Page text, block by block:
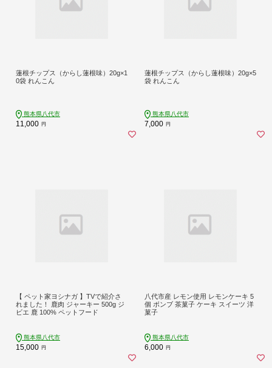
蓮根チップス（からし蓮根味）20g×1
0袋 れんこん
熊本県八代市
11,000 円
蓮根チップス（からし蓮根味）20g×5
袋 れんこん
熊本県八代市
7,000 円
【 ペット家ヨシナガ 】TVで紹介さ
れました！ 鹿肉 ジャーキー 500g ジ
ビエ 鹿 100% ペットフード
熊本県八代市
15,000 円
八代市産 レモン使用 レモンケーキ 5
個 ボンブ 茶菓子 ケーキ スイーツ 洋
菓子
熊本県八代市
6,000 円